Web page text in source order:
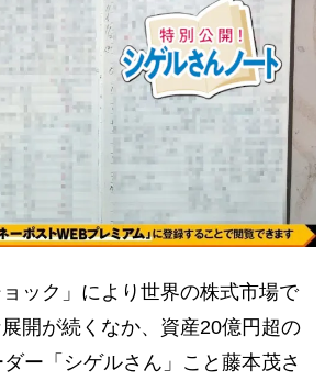
ョック」により世界の株式市場で
開が続くなか、資産20億円超の
ー「シゲルさん」こと藤本茂さ